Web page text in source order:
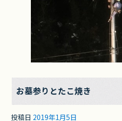
お墓参りとたこ焼き
投稿日 2019年1月5日